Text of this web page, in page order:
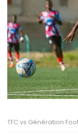
TFC vs Génération